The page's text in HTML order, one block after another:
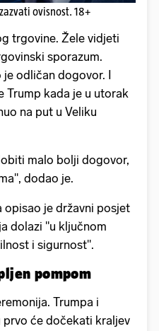
ovisnost. 18+
trgovine. Žele vidjeti
sporazum.
odličan dogovor. I
Trump kada je u utorak
na put u Veliku
malo bolji dogovor,
dodao je.
je državni posjet
dolazi "u ključnom
i sigurnost".
pompom
Trumpa i
prvo će dočekati kraljev